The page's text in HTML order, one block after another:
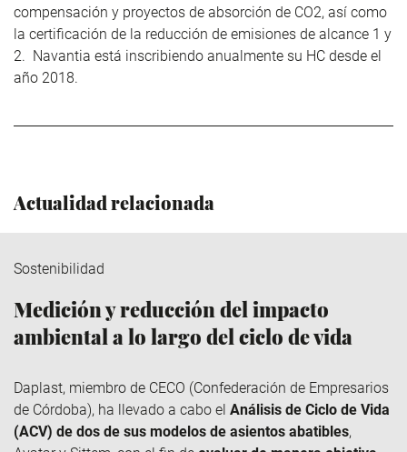
compensación y proyectos de absorción de CO2, así como
la certificación de la reducción de emisiones de alcance 1 y
2. Navantia está inscribiendo anualmente su HC desde el
año 2018.
Actualidad relacionada
Sostenibilidad
Medición y reducción del impacto
ambiental a lo largo del ciclo de vida
Daplast, miembro de CECO (Confederación de Empresarios
de Córdoba), ha llevado a cabo el Análisis de Ciclo de Vida
(ACV) de dos de sus modelos de asientos abatibles,